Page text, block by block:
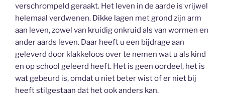
verschrompeld geraakt. Het leven in de aarde is vrijwel
helemaal verdwenen. Dikke lagen met grond zijn arm
aan leven, zowel van kruidig onkruid als van wormen en
ander aards leven. Daar heeft u een bijdrage aan
geleverd door klakkeloos over te nemen wat u als kind
en op school geleerd heeft. Het is geen oordeel, het is
wat gebeurd is, omdat u niet beter wist of er niet bij
heeft stilgestaan dat het ook anders kan.